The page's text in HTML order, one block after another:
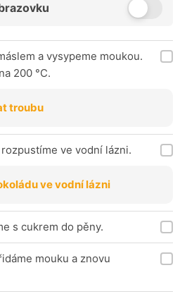
a vysypeme moukou.
200 °C.
troubu
ve vodní lázni.
ve vodní lázni
s cukrem do pěny.
mouku a znovu